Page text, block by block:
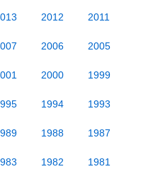
2012 2011
2006 2005
2000 1999
1994 1993
1988 1987
1982 1981